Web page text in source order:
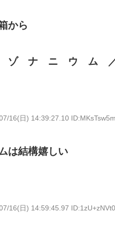
から
ゾ ナ ニ ウ ム
16(日) 14:39:27.10
は結構嬉しい
16(日) 14:59:45.97 ID:1zU+zNVt0